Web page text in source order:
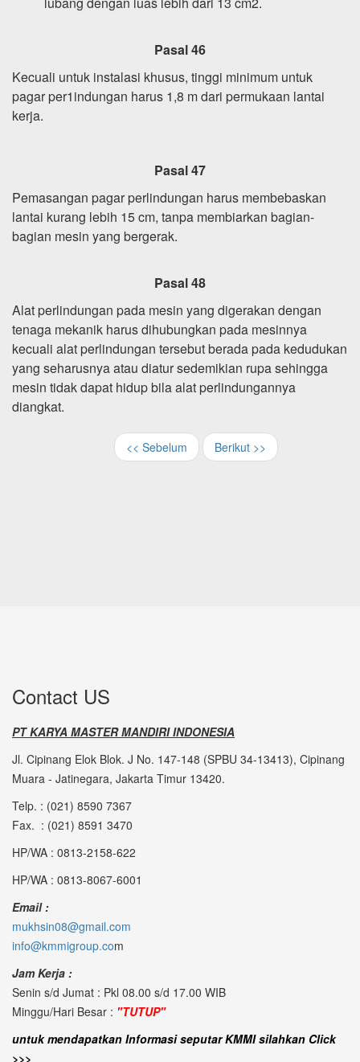
Pasal 46
Kecuali untuk instalasi khusus, tinggi minimum untuk
pagar per1indungan harus 1,8 m dari permukaan lantai
kerja.
Pasal 47
Pemasangan pagar perlindungan harus membebaskan
lantai kurang lebih 15 cm, tanpa membiarkan bagian-
bagian mesin yang bergerak.
Pasal 48
Alat perlindungan pada mesin yang digerakan dengan
tenaga mekanik harus dihubungkan pada mesinnya
kecuali alat perlindungan tersebut berada pada kedudukan
yang seharusnya atau diatur sedemikian rupa sehingga
mesin tidak dapat hidup bila alat perlindungannya
diangkat.
<< Sebelum Berikut >>
Contact US
PT KARYA MASTER MANDIRI INDONESIA
Jl. Cipinang Elok Blok. J No. 147-148 (SPBU 34-13413), Cipinang
Muara - Jatinegara, Jakarta Timur 13420.
Telp. : (021) 8590 7367
Fax. : (021) 8591 3470
HP/WA : 0813-2158-622
HP/WA : 0813-8067-6001
Email :
mukhsin08@gmail.com
info@kmmigroup.com
Jam Kerja :
Senin s/d Jumat : Pkl 08.00 s/d 17.00 WIB
Minggu/Hari Besar : "TUTUP"
untuk mendapatkan Informasi seputar KMMI silahkan Click
>>>